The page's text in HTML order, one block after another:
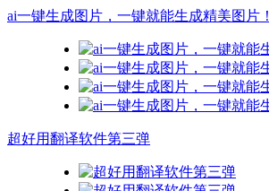
ai一键生成图片，一键就能生成精美图片！
超好用翻译软件第三弹